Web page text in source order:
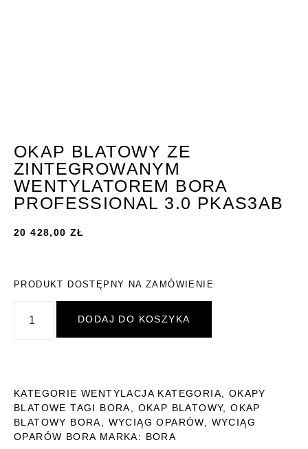
OKAP BLATOWY ZE
ZINTEGROWANYM
WENTYLATOREM BORA
PROFESSIONAL 3.0 PKAS3AB
20 428,00ZŁ
PRODUKT DOSTĘPNY NA ZAMÓWIENIE
DODAJ DO KOSZYKA
KATEGORIE WENTYLACJA KATEGORIA
OKAPY
BLATOWE TAGI BORA OKAP BLATOWY,OKAP
BLATOWY BORA
WYCIĄG OPARÓW
WYCIĄG
OPARÓW BORA MARKA: BORA